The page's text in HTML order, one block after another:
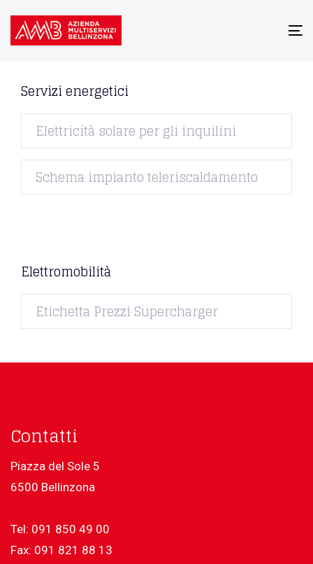
Servizi energetici
Elettricità solare per gli inquilini
Schema impianto teleriscaldamento
Elettromobilità
Etichetta Prezzi Supercharger
Contatti
Piazza del Sole 5
6500 Bellinzona
Tel: 091 850 49 00
Fax: 091 821 88 13